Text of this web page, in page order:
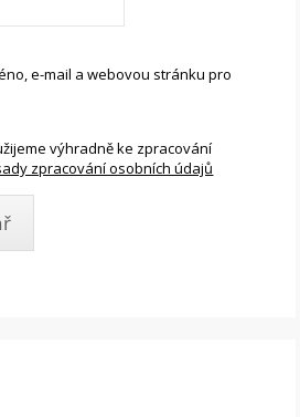
e-mail a webovou stránku pro
výhradně ke zpracování
zpracování osobních údajů